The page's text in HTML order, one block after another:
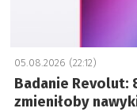
05.08.2026 (22:12)
Badanie Revolut:
zmieniłoby